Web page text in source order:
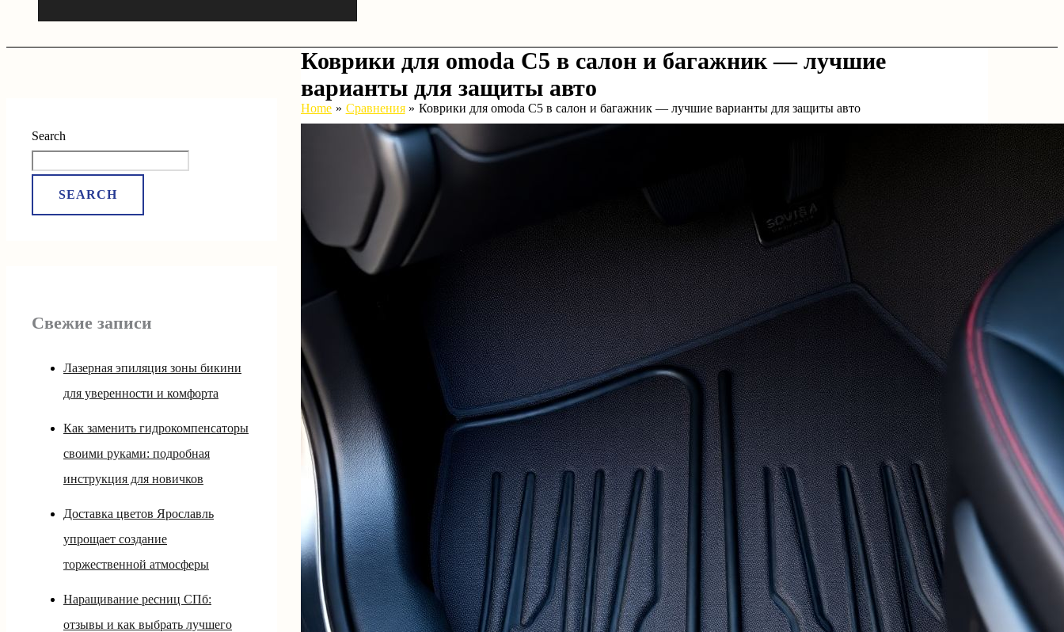
Search
SEARCH
Свежие записи
Лазерная эпиляция зоны бикини
для уверенности и комфорта
Как заменить гидрокомпенсаторы
своими руками: подробная
инструкция для новичков
Доставка цветов Ярославль
упрощает создание
торжественной атмосферы
Наращивание ресниц СПб:
отзывы и как выбрать лучшего
Коврики для omoda C5 в салон и багажник — лучшие
варианты для защиты авто
Home Сравнения Коврики для omoda C5 в салон и багажник — лучшие варианты для защиты авто